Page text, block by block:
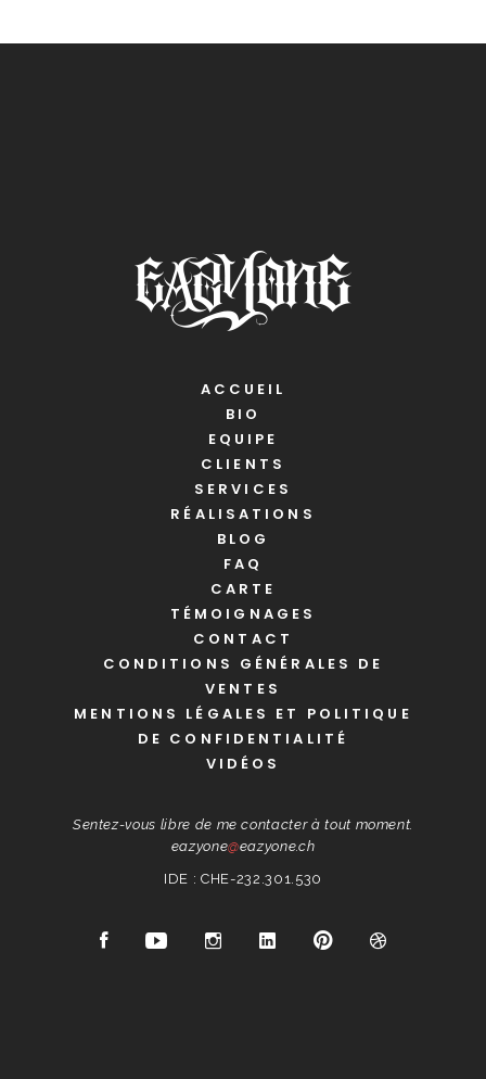
ACCUEIL
BIO
EQUIPE
CLIENTS
SERVICES
RÉALISATIONS
BLOG
FAQ
CARTE
TÉMOIGNAGES
CONTACT
CONDITIONS GÉNÉRALES DE
VENTES
MENTIONS LÉGALES ET POLITIQUE
DE CONFIDENTIALITÉ
VIDÉOS
Sentez-vous libre de me contacter à tout moment.
eazyone@eazyone.ch
IDE : CHE-232.301.530